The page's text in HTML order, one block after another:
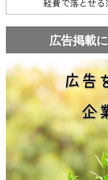
経費で落とせ
広告掲載